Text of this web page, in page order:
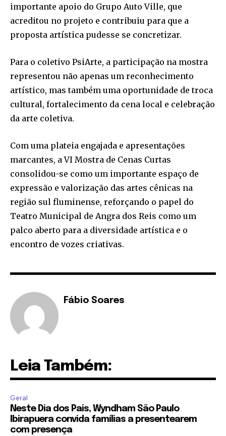
importante apoio do Grupo Auto Ville, que
acreditou no projeto e contribuiu para que a
proposta artística pudesse se concretizar.
Para o coletivo PsiArte, a participação na mostra
representou não apenas um reconhecimento
artístico, mas também uma oportunidade de troca
cultural, fortalecimento da cena local e celebração
da arte coletiva.
Com uma plateia engajada e apresentações
marcantes, a VI Mostra de Cenas Curtas
consolidou-se como um importante espaço de
expressão e valorização das artes cênicas na
região sul fluminense, reforçando o papel do
Teatro Municipal de Angra dos Reis como um
palco aberto para a diversidade artística e o
encontro de vozes criativas.
Fábio Soares
Leia Também:
Geral
Neste Dia dos Pais, Wyndham São Paulo
Ibirapuera convida famílias a presentearem
com presença